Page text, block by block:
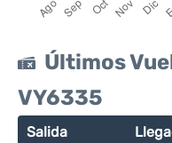
Últimos
VY6335
Salida